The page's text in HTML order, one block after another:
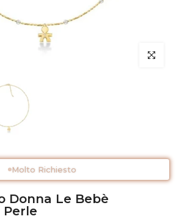
Clicca per
Molto Richiesto
Donna Le Bebè
Perle